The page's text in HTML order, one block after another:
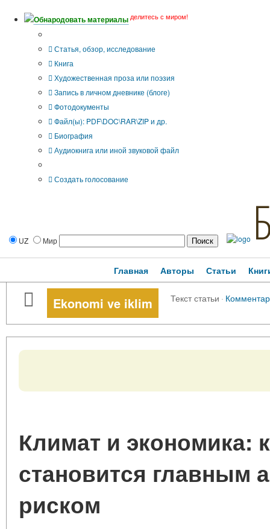
Обнародовать материалы делитесь с миром!
Статья, обзор, исследование
Книга
Художественная проза или поэзия
Запись в личном дневнике (блоге)
Фотодокументы
Файл(ы): PDF\DOC\RAR\ZIP и др.
Биография
Аудиокнига или иной звуковой файл
Создать голосование
UZ Мир
Главная Авторы Статьи
Ekonomi ve iklim Текст статьи ·
Климат и экономика:
становится главным
риском